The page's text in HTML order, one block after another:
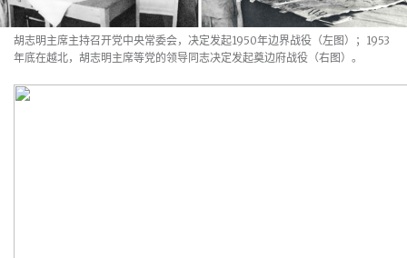
胡志明主席主持召开党中央常委会，决定发起1950年边界战役（左图）；1953
年底在越北，胡志明主席等党的领导同志决定发起奠边府战役（右图）。